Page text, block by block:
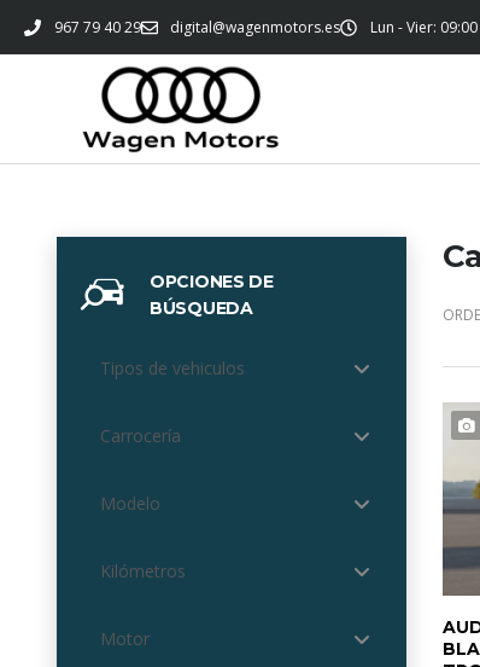
967 79 40 29 digital@wagenmotors.es Lun - Vier:
OPCIONES DE
BÚSQUEDA
Tipos de vehiculos
Carrocería
Modelo
Kilómetros
Motor